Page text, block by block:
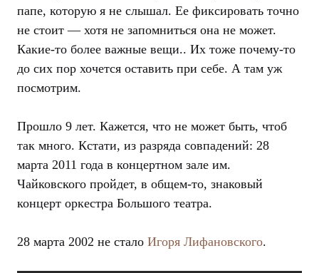
папе, которую я не слышал. Ее фиксировать точно
не стоит — хотя не запомниться она не может.
Какие-то более важные вещи.. Их тоже почему-то
до сих пор хочется оставить при себе. А там уж
посмотрим.
Прошло 9 лет. Кажется, что не может быть, чтоб
так много. Кстати, из разряда совпадений: 28
марта 2011 года в концертном зале им.
Чайковского пройдет, в общем-то, знаковый
концерт оркестра Большого театра.
28 марта 2002 не стало Игоря Лифановского.